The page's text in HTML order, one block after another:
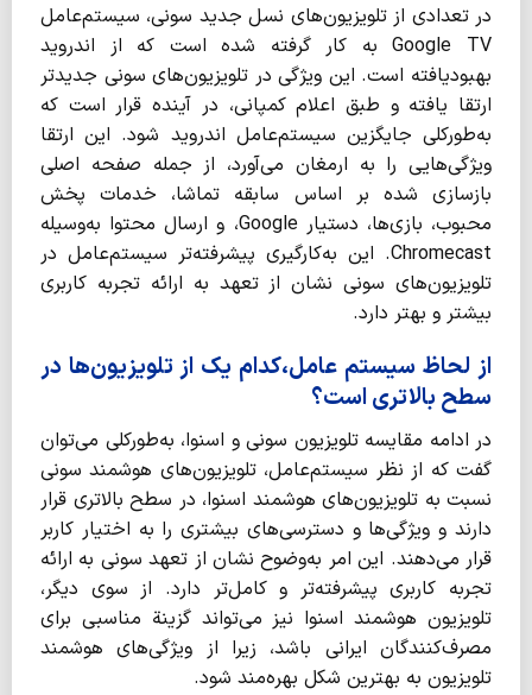
در تعدادی از تلویزیون‌های نسل جدید سونی، سیستم‌عامل
Google TV به کار گرفته شده است که از اندروید
بهبودیافته است. این ویژگی در تلویزیون‌های سونی جدیدتر
ارتقا یافته و طبق اعلام کمپانی، در آینده قرار است که
به‌طورکلی جایگزین سیستم‌عامل اندروید شود. این ارتقا
ویژگی‌هایی را به ارمغان می‌آورد، از جمله صفحه اصلی
بازسازی شده بر اساس سابقه تماشا، خدمات پخش
محبوب، بازی‌ها، دستیار Google، و ارسال محتوا به‌وسیله
Chromecast. این به‌کارگیری پیشرفته‌تر سیستم‌عامل در
تلویزیون‌های سونی نشان از تعهد به ارائه تجربه کاربری
بیشتر و بهتر دارد.
از لحاظ سیستم‌ عامل،کدام یک از تلویزیون‌ها در
سطح بالاتری است؟
در ادامه مقایسه تلویزیون سونی و اسنوا، به‌طورکلی می‌توان
گفت که از نظر سیستم‌عامل، تلویزیون‌های هوشمند سونی
نسبت به تلویزیون‌های هوشمند اسنوا، در سطح بالاتری قرار
دارند و ویژگی‌ها و دسترسی‌های بیشتری را به اختیار کاربر
قرار می‌دهند. این امر به‌وضوح نشان از تعهد سونی به ارائه
تجربه کاربری پیشرفته‌تر و کامل‌تر دارد. از سوی دیگر،
تلویزیون هوشمند اسنوا نیز می‌تواند گزینة مناسبی برای
مصرف‌کنندگان ایرانی باشد، زیرا از ویژگی‌های هوشمند
تلویزیون به بهترین شکل بهره‌مند شود.